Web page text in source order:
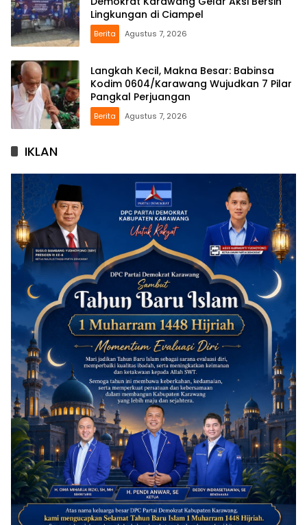
Lingkungan di Ciampel
Berita Agustus 7, 2026
Langkah Kecil, Makna Besar: Babinsa
Kodim 0604/Karawang Wujudkan 7 Pilar
Pangkal Perjuangan
Berita Agustus 7, 2026
IKLAN